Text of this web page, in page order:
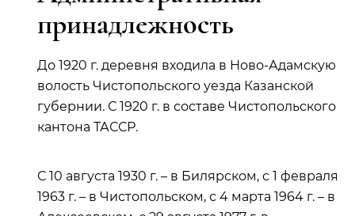
принадлежность
До 1920 г. деревня входила в Ново-Адамскую
волость Чистопольского уезда Казанской
губернии. С 1920 г. в составе Чистопольского
кантона ТАССР.
С 10 августа 1930 г. – в Билярском, с 1 февраля
1963 г. – в Чистопольском, с 4 марта 1964 г. – в